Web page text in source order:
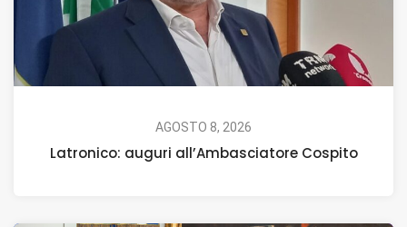
AGOSTO 8, 2026
Latronico: auguri all’Ambasciatore Cospito